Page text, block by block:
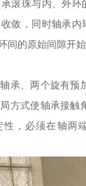
滚珠与内、外环
敛，同时轴承
间的原始间隙开始
承、两个旋有预
方式使轴承接触
性，必须在轴两